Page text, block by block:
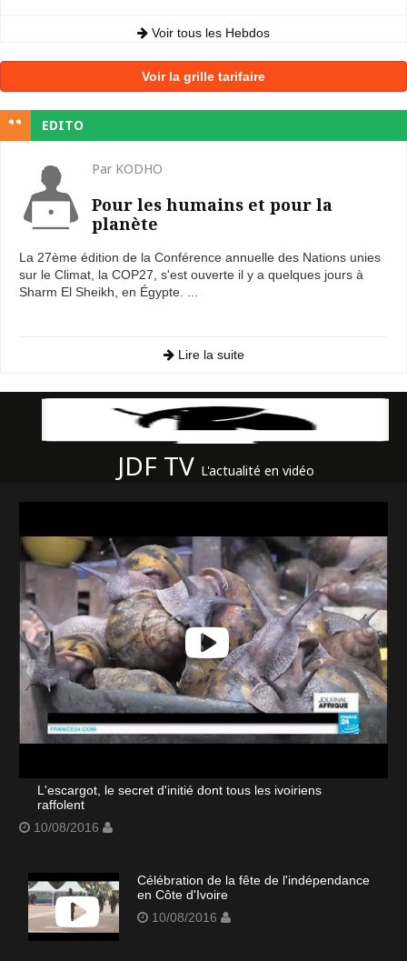
Voir tous les Hebdos
Voir la grille tarifaire
EDITO
Par KODHO
Pour les humains et pour la
planète
La 27ème édition de la Conférence annuelle des Nations unies
sur le Climat, la COP27, s'est ouverte il y a quelques jours à
Sharm El Sheikh, en Égypte. ...
Lire la suite
JDF TV L'actualité en vidéo
L'escargot, le secret d'initié dont tous les ivoiriens
raffolent
10/08/2016
Célébration de la fête de l'indépendance
en Côte d'Ivoire
10/08/2016